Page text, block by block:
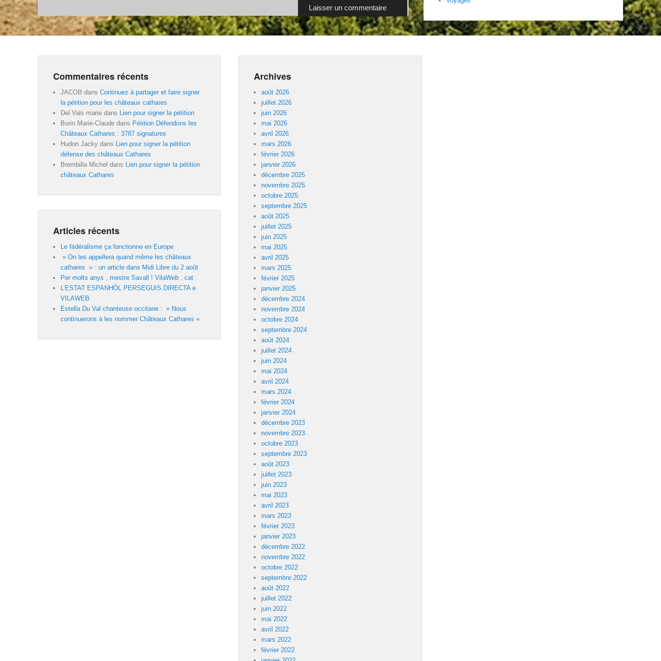
Commentaires récents
JACOB dans Continuez à partager et faire signer
la pétition pour les châteaux cathares
Del Vals marie dans
Lien pour signer la pétition
Borin Marie-Claude dans Pétition Défendons les
Châteaux Cathares : 3787 signatures
Hudon Jacky dans
Lien pour signer la pétition
défense des châteaux Cathares
Brembilla Michel dans
Lien pour signer la pétition
châteaux Cathares
Articles récents
Le fédéralisme ça fonctionne en Europe
» On les appellera quand même les châteaux
cathares » : un article dans Midi Libre du 2 août
Per molts anys , mestre Savall ! VilaWeb . cat
L’ESTAT ESPANHÒL PERSEGUIS DIRECTA e
VILAWEB
Estella Du Val chanteuse occitane : » Nous
continuerons à les nommer Châteaux Cathares «
Archives
août 2026
juillet 2026
juin 2026
mai 2026
avril 2026
mars 2026
février 2026
janvier 2026
décembre 2025
novembre 2025
octobre 2025
septembre 2025
août 2025
juillet 2025
juin 2025
mai 2025
avril 2025
mars 2025
février 2025
janvier 2025
décembre 2024
novembre 2024
octobre 2024
septembre 2024
août 2024
juillet 2024
juin 2024
mai 2024
avril 2024
mars 2024
février 2024
janvier 2024
décembre 2023
novembre 2023
octobre 2023
septembre 2023
août 2023
juillet 2023
juin 2023
mai 2023
avril 2023
mars 2023
février 2023
janvier 2023
décembre 2022
novembre 2022
octobre 2022
septembre 2022
août 2022
juillet 2022
juin 2022
mai 2022
avril 2022
mars 2022
février 2022